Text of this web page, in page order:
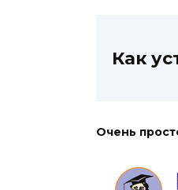
Как
Очень